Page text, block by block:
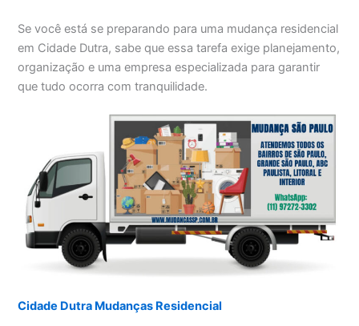
Se você está se preparando para uma mudança residencial
em Cidade Dutra, sabe que essa tarefa exige planejamento,
organização e uma empresa especializada para garantir
que tudo ocorra com tranquilidade.
Cidade Dutra Mudanças Residencial